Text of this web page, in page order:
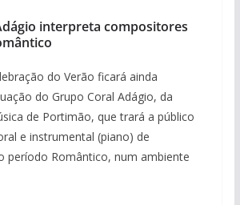
interpreta compositores
do Verão ficará ainda
do Grupo Coral Adágio, da
de Portimão, que trará a público
e instrumental (piano) de
período Romântico, num ambiente